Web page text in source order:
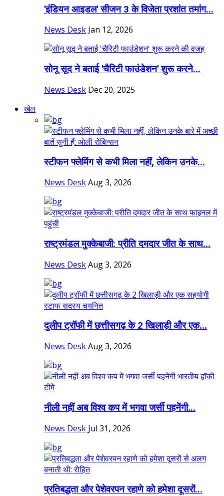
'इंडियन आइडल' सीजन 3 के विजेता प्रशांत तमांग...
News Desk Jan 12, 2026
सोनू सूद ने बताई 'चैरिटी फाउंडेशन' शुरू करने...
News Desk Dec 20, 2025
खेल
स्टीफन फ्लेमिंग से कभी मिला नहीं, लेकिन उनके...
News DeskAug 3, 2026
राष्ट्रमंडल मुक्केबाजी: प्रीति दमदार जीत के साथ...
News DeskAug 3, 2026
दुलीप ट्रॉफी में छत्तीसगढ़ के 2 खिलाड़ी और एक...
News DeskAug 3, 2026
नीली नहीं अब विश्व कप में भगवा जर्सी पहनेंगी...
News Desk Jul 31, 2026
प्रतिबद्धता और पेशेवरपन रहाणे को हमेशा दूसरों...